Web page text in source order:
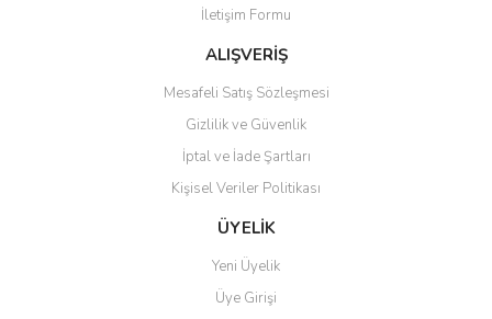
Ürün fiyatı diğer sitelerden daha pahalı.
Bu ürüne benzer farklı alternatifler olmalı.
Gönder
İletişim Formu
ALIŞVERİŞ
Mesafeli Satış Sözleşmesi
Gizlilik ve Güvenlik
İptal ve İade Şartları
Kişisel Veriler Politikası
ÜYELİK
Yeni Üyelik
Üye Girişi